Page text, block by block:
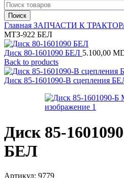
Поиск
Главная ЗАПЧАСТИ К
МТЗ-922 БЕЛ
Диск 80-1601090 БЕЛ 5.100,00
Back to products
Диск 85-1601090-В сцепления
Диск 85-
БЕЛ
Артикул: 9779